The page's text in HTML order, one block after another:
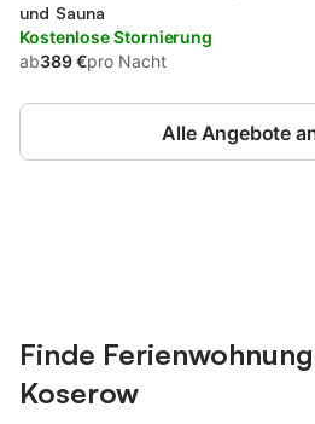
und Sauna
Kostenlose Stornierung
ab389 €pro Nacht
Alle Angebote
Finde
Koserow